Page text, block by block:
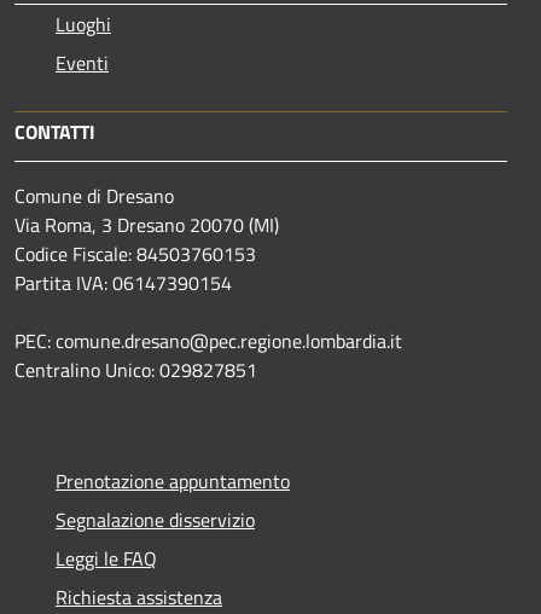
Luoghi
Eventi
CONTATTI
Comune di Dresano
Via Roma, 3 Dresano 20070 (MI)
Codice Fiscale: 84503760153
Partita IVA: 06147390154
PEC: comune.dresano@pec.regione.lombardia.it
Centralino Unico: 029827851
Prenotazione appuntamento
Segnalazione disservizio
Leggi le FAQ
Richiesta assistenza